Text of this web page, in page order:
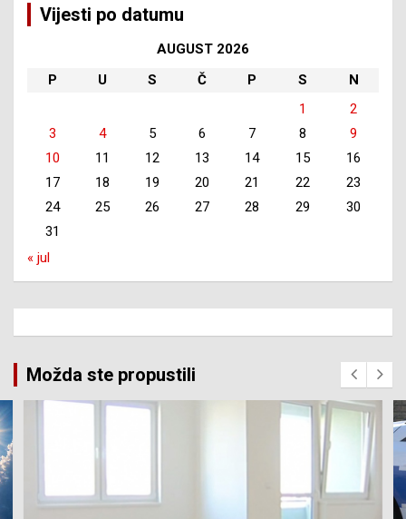
Vijesti po datumu
AUGUST 2026
P
U S Č P S
N
1
2
3
4 5 6 7 8
9
10
11 12 13 14 15
16
17
18 19 20 21 22
23
24
25 26 27 28 29
30
31
« jul
Možda ste propustili